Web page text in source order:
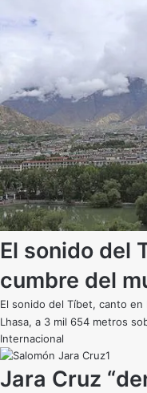
El sonido del
cumbre del
El sonido del Tíbet, canto
Lhasa, a 3 mil 654 metros
Internacional
Jara Cruz